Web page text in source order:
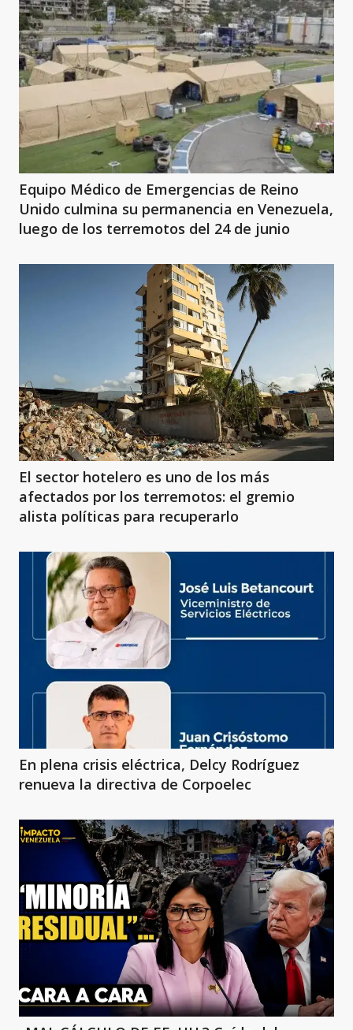
Equipo Médico de Emergencias de Reino
Unido culmina su permanencia en Venezuela,
luego de los terremotos del 24 de junio
El sector hotelero es uno de los más
afectados por los terremotos: el gremio
alista políticas para recuperarlo
En plena crisis eléctrica, Delcy Rodríguez
renueva la directiva de Corpoelec